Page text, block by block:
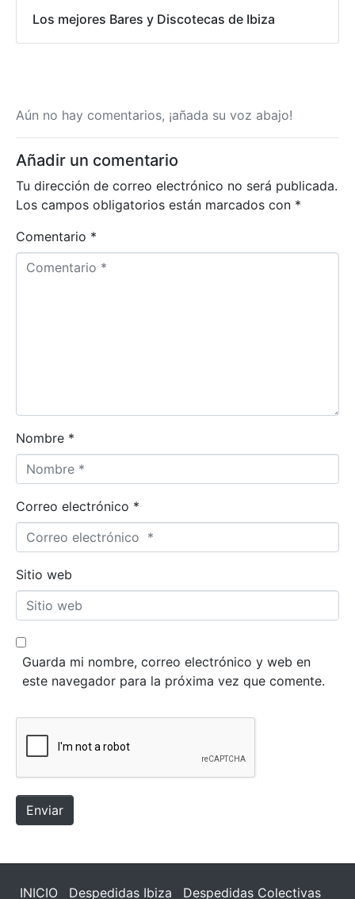
Los mejores Bares y Discotecas de Ibiza
Aún no hay comentarios, ¡añada su voz abajo!
Añadir un comentario
Tu dirección de correo electrónico no será publicada.
Los campos obligatorios están marcados con *
Comentario *
Nombre *
Correo electrónico *
Sitio web
Guarda mi nombre, correo electrónico y web en
este navegador para la próxima vez que comente.
Enviar
INICIO Despedidas Ibiza Despedidas Colectivas